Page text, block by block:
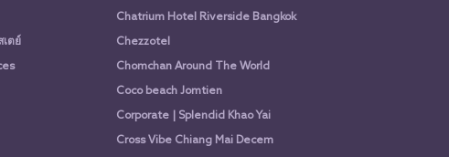
Chatrium Hotel Riverside Bangkok
ตย์
Chezzotel
Chomchan Around The World
Coco beach Jomtien
Corporate | Splendid Khao Yai
Cross Vibe Chiang Mai Decem